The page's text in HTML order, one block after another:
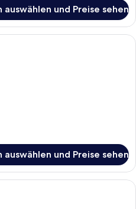
auswählen und Preise sehen
Ein Hotelzimmer mit zwei Betten,
auswählen und Preise sehen
Ein Hotelzimmer mit einem Bett,